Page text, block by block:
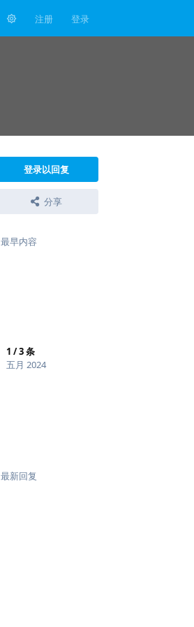
注册 登录
登录以回复
分享
最早内容
1 /3条
五月 2024
最新回复